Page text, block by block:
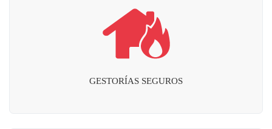
GESTORÍAS SEGUROS